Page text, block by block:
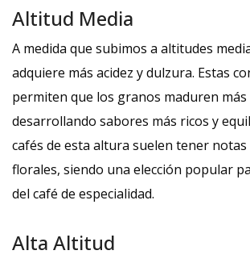
Altitud Media
A medida que subimos a altitudes
adquiere más acidez y dulzura. Estas
permiten que los granos maduren
desarrollando sabores más ricos y
cafés de esta altura suelen tener
florales, siendo una elección popular
del café de especialidad.
Alta Altitud